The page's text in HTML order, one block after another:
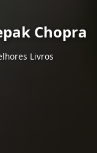
Chopra
Livros